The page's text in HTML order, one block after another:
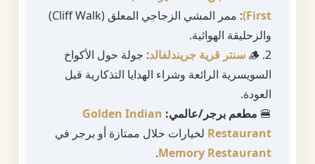
First)
: ممر المشي الزجاجي المعلق (Cliff Walk)
والزحليقة الهوائية.
2. 🪵
سنتر قرية جريندلفالد: جولة حول الأكواخ
السويسرية الرائعة وشراء الهدايا التذكارية قبل
العودة.
🍔 مطعم برجر/عالمي: Golden Indian
Restaurant لخيارات حلال ممتازة أو برجر في
Memory Restaurant
.